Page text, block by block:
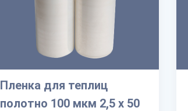
Пленка для теплиц
полотно 100 мкм 2,5 х 50